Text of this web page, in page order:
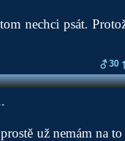
nechci psát.
30
už nemám na